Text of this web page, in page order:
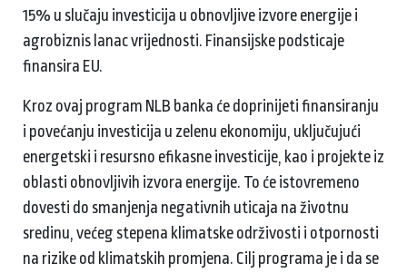
15% u slučaju investicija u obnovljive izvore energije i
agrobiznis lanac vrijednosti. Finansijske podsticaje
finansira EU.
Kroz ovaj program NLB banka će doprinijeti finansiranju
i povećanju investicija u zelenu ekonomiju, uključujući
energetski i resursno efikasne investicije, kao i projekte iz
oblasti obnovljivih izvora energije. To će istovremeno
dovesti do smanjenja negativnih uticaja na životnu
sredinu, većeg stepena klimatske održivosti i otpornosti
na rizike od klimatskih promjena. Cilj programa je i da se